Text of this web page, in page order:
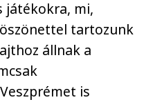
játékokra, mi,
tartozunk
állnak a
is